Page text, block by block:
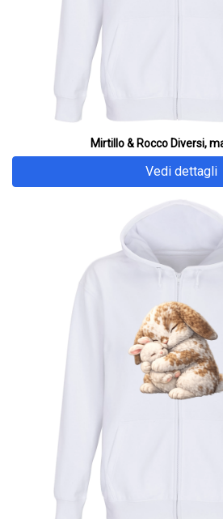
Mirtillo & Rocco Diversi,
Vedi dettagli